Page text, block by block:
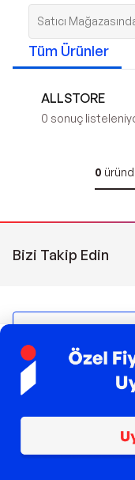
Tüm Ürünler
ALLSTORE
0 sonuç
0
Bizi Takip Edin